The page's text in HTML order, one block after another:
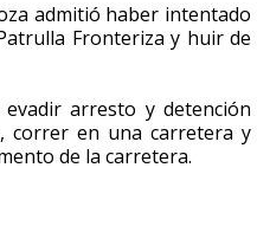
admitió haber intentado
Fronteriza y huir de
arresto y detención
correr en una carretera y
de la carretera.